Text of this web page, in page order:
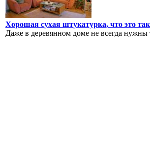
Хорошая сухая штукатурка, что это
Даже в деревянном доме не всегда нужны